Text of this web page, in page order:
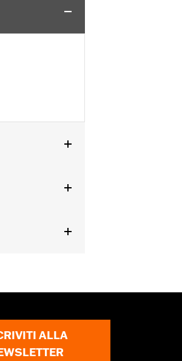
di protezione
ALLA